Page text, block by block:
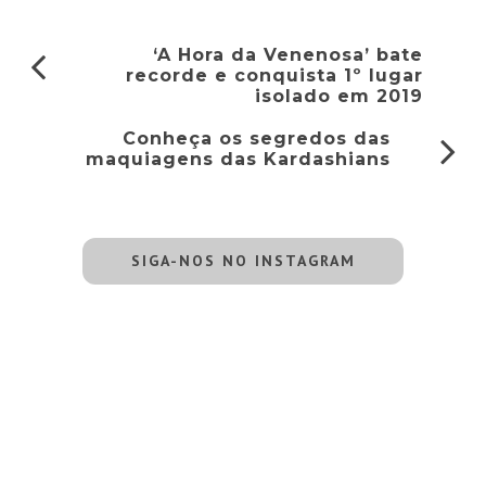
‘A Hora da Venenosa’ bate
recorde e conquista 1º lugar
isolado em 2019
Conheça os segredos das
maquiagens das Kardashians
SIGA-NOS NO INSTAGRAM